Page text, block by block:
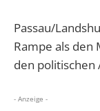
Passau/
Rampe als den
den politischen
- Anzeige -